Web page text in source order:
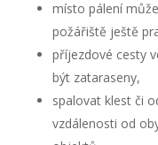
místo pálení
požářiště ještě
příjezdové cesty
být zataraseny,
spalovat klest či
vzdálenosti od